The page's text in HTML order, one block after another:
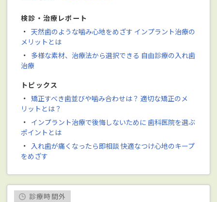
検診・治療レポート
・ 天然歯のような噛み心地をめざす インプラント治療の
メリットとは
・ 多様な素材、治療法から選択できる 自由診療の入れ歯
治療
トピックス
・ 矯正すべき歯並びや噛み合わせは？ 適切な矯正のメ
リットとは？
・ インプラント治療で後悔しないために 歯科医院を選ぶ
ポイントとは
・ 入れ歯が痛くなったら即相談 快適なつけ心地のキープ
をめざす
診療時間外